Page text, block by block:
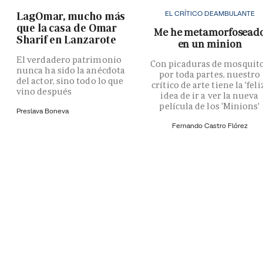
LagOmar, mucho más
que la casa de Omar
Sharif en Lanzarote
El verdadero patrimonio
nunca ha sido la anécdota
del actor, sino todo lo que
vino después
Preslava Boneva
EL CRÍTICO DEAMBULANTE
Me he
en un minion
Con picaduras de
por toda partes, nuestro
crítico de arte tiene la
idea de ir a ver la nueva
película de los 'Minions'
Fernando Castro Flórez